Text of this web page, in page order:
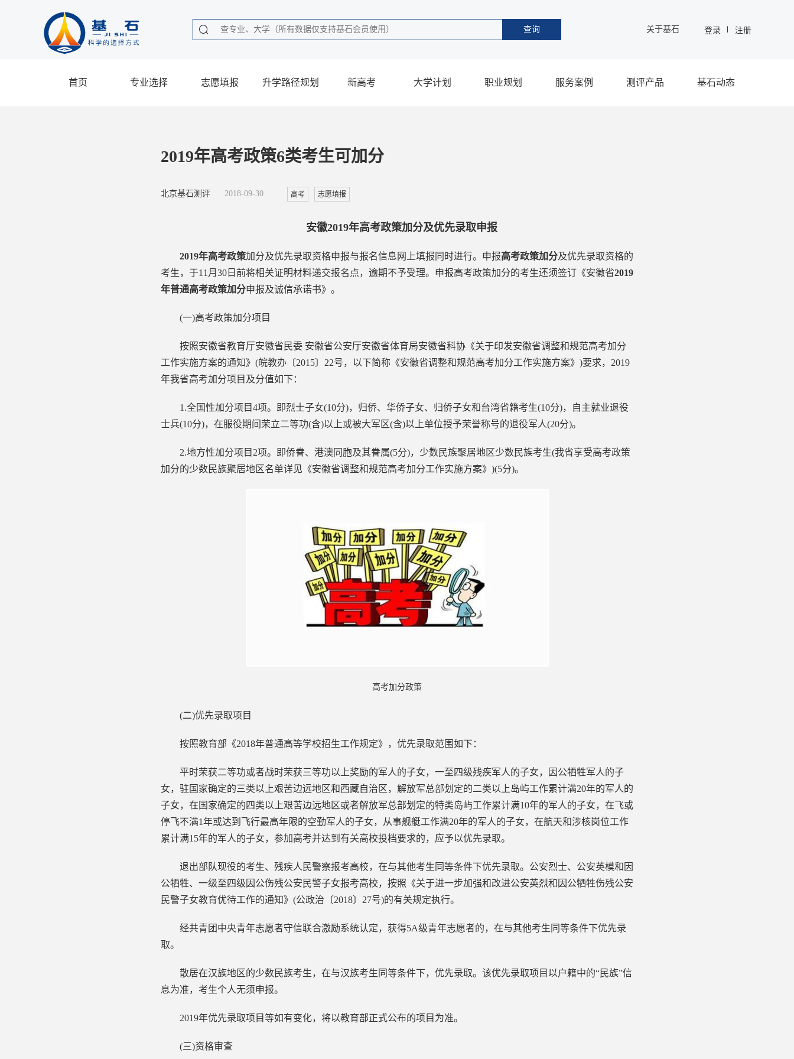
查询 关于基石 登录 注册
首页 专业选择 志愿填报 升学路径规划 新高考 大学计划 职业规划 服务案例 测评产品 基石动态
2019年高考政策6类考生可加分
北京基石测评 2018-09-30 高考 志愿填报
安徽2019年高考政策加分及优先录取申报
2019年高考政策加分及优先录取资格申报与报名信息网上填报同时进行。申报高考政策加分及优先录取资格的
考生，于11月30日前将相关证明材料递交报名点，逾期不予受理。申报高考政策加分的考生还须签订《安徽省2019
年普通高考政策加分申报及诚信承诺书》。
(一)高考政策加分项目
按照安徽省教育厅安徽省民委 安徽省公安厅安徽省体育局安徽省科协《关于印发安徽省调整和规范高考加分
工作实施方案的通知》(皖教办〔2015〕22号，以下简称《安徽省调整和规范高考加分工作实施方案》)要求，2019
年我省高考加分项目及分值如下：
1.全国性加分项目4项。即烈士子女(10分)，归侨、华侨子女、归侨子女和台湾省籍考生(10分)，自主就业退役
士兵(10分)，在服役期间荣立二等功(含)以上或被大军区(含)以上单位授予荣誉称号的退役军人(20分)。
2.地方性加分项目2项。即侨眷、港澳同胞及其眷属(5分)，少数民族聚居地区少数民族考生(我省享受高考政策
加分的少数民族聚居地区名单详见《安徽省调整和规范高考加分工作实施方案》)(5分)。
高考加分政策
(二)优先录取项目
按照教育部《2018年普通高等学校招生工作规定》，优先录取范围如下：
平时荣获二等功或者战时荣获三等功以上奖励的军人的子女，一至四级残疾军人的子女，因公牺牲军人的子
女，驻国家确定的三类以上艰苦边远地区和西藏自治区，解放军总部划定的二类以上岛屿工作累计满20年的军人的
子女，在国家确定的四类以上艰苦边远地区或者解放军总部划定的特类岛屿工作累计满10年的军人的子女，在飞或
停飞不满1年或达到飞行最高年限的空勤军人的子女，从事舰艇工作满20年的军人的子女，在航天和涉核岗位工作
累计满15年的军人的子女，参加高考并达到有关高校投档要求的，应予以优先录取。
退出部队现役的考生、残疾人民警察报考高校，在与其他考生同等条件下优先录取。公安烈士、公安英模和因
公牺牲、一级至四级因公伤残公安民警子女报考高校，按照《关于进一步加强和改进公安英烈和因公牺牲伤残公安
民警子女教育优待工作的通知》(公政治〔2018〕27号)的有关规定执行。
经共青团中央青年志愿者守信联合激励系统认定，获得5A级青年志愿者的，在与其他考生同等条件下优先录
取。
散居在汉族地区的少数民族考生，在与汉族考生同等条件下，优先录取。该优先录取项目以户籍中的“民族”信
息为准，考生个人无须申报。
2019年优先录取项目等如有变化，将以教育部正式公布的项目为准。
(三)资格审查